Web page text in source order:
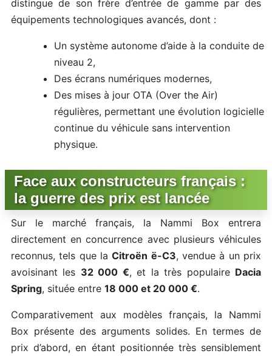
distingue de son frère d’entrée de gamme par des
équipements technologiques avancés, dont :
Un système autonome d’aide à la conduite de
niveau 2,
Des écrans numériques modernes,
Des mises à jour OTA (Over the Air)
régulières, permettant une évolution logicielle
continue du véhicule sans intervention
physique.
Face aux constructeurs français :
la guerre des prix est lancée
Sur le marché français, la Nammi Box entrera
directement en concurrence avec plusieurs véhicules
reconnus, tels que laCitroën ë-C3, vendue à un prix
avoisinant les 32 000 €, et la très populaire Dacia
Spring, située entre 18 000 et 20 000 €.
Comparativement aux modèles français, la Nammi
Box présente des arguments solides. En termes de
prix d’abord, en étant positionnée très sensiblement